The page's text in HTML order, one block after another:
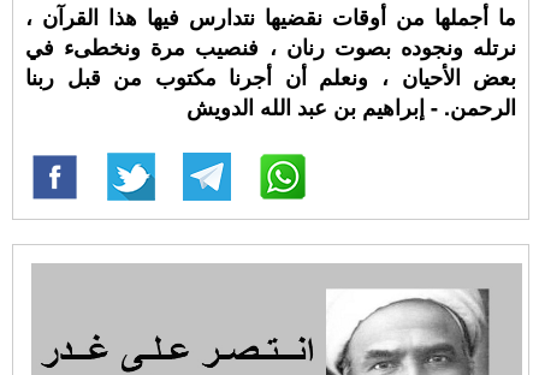
ما أجملها من أوقات نقضيها نتدارس فيها هذا القرآن ،
نرتله ونجوده بصوت رنان ، فنصيب مرة ونخطىء في
بعض الأحيان ، ونعلم أن أجرنا مكتوب من قبل ربنا
الرحمن. - إبراهيم بن عبد الله الدويش